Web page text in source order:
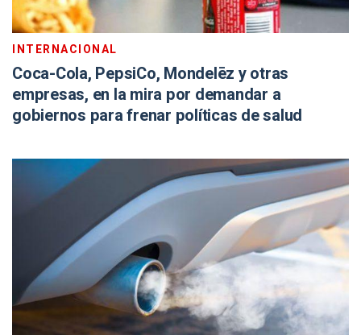
INTERNACIONAL
Coca-Cola, PepsiCo, Mondelēz y otras
empresas, en la mira por demandar a
gobiernos para frenar políticas de salud